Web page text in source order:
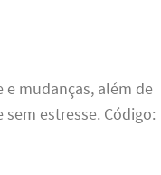
mudanças, além de
estresse. Código: